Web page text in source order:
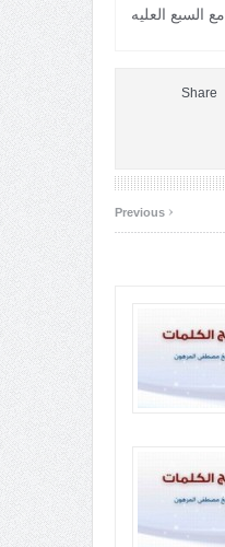
مع السبع العليه
Share
‹